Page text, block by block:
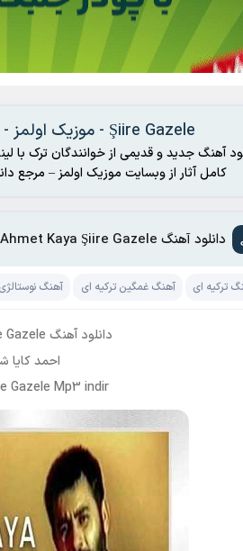
Şiire Gazele - موزیک اولمز - مرجع دانلود ترانه های ترکی
آهنگ جدید و قدیمی از خوانندگان ترک با
کامل آثار از وبسایت موزیک اولمز – مرجع دانلود ترانه های ترکی به همراه پخش آنلاین
دانلود آهنگ Ahmet Kaya Şiire Gazele
ترکیه ای آهنگ غمگین ترکیه ای آهنگ
دانلود آهنگ Ahmet Kaya Şiire Gazele
احمد کایا
Gazele Mp3 indir